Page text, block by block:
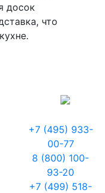
досок
что
+7 (495) 933-
00-77
8 (800) 100-
93-20
+7 (499) 518-